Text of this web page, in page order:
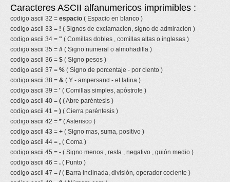
Caracteres ASCII alfanumericos imprimibles :
codigo ascii 32 = espacio ( Espacio en blanco )
codigo ascii 33 = ! ( Signos de exclamacion, signo de admiracion )
codigo ascii 34 = " ( Comillas dobles , comillas altas o inglesas )
codigo ascii 35 = # ( Signo numeral o almohadilla )
codigo ascii 36 = $ ( Signo pesos )
codigo ascii 37 = % ( Signo de porcentaje - por ciento )
codigo ascii 38 = & ( Y - ampersand - et latina )
codigo ascii 39 = ' ( Comillas simples, apóstrofe )
codigo ascii 40 = ( ( Abre paréntesis )
codigo ascii 41 = ) ( Cierra paréntesis )
codigo ascii 42 = * ( Asterisco )
codigo ascii 43 = + ( Signo mas, suma, positivo )
codigo ascii 44 = , ( Coma )
codigo ascii 45 = - ( Signo menos , resta , negativo , guión medio )
codigo ascii 46 = . ( Punto )
codigo ascii 47 = /( Barra inclinada, división, operador cociente )